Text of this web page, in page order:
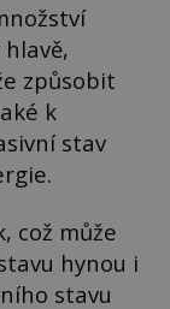
způsobit
k
stav
což může
hynou i
stavu